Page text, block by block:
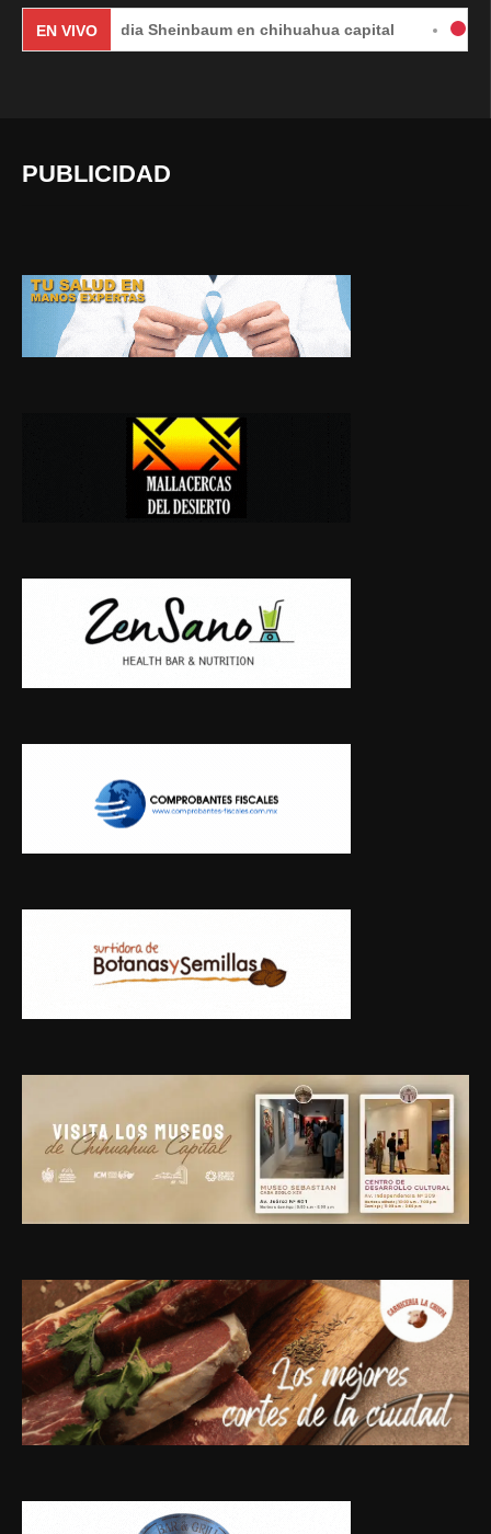
EN VIVO
Claudia Sheinbaum en chihuahua capital #EnVivo |
PUBLICIDAD